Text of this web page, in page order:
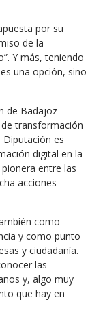
por su
de la
Y más, teniendo
una opción, sino
de Badajoz
transformación
Diputación es
digital en la
entre las
acciones
como
y como punto
y ciudadanía.
las
y, algo muy
que hay en